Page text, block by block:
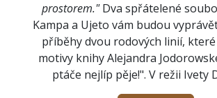
prostorem."Dva spřátelené
Kampa a Ujeto vám budou
příběhy dvou rodových linií,
motivy knihy Alejandra
ptáče nejlíp pěje!". V režii Ivety